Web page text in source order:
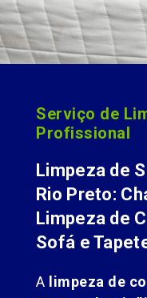
Serviço de
Profissional
Limpeza de
Rio Preto:
Limpeza de
Sofá e
A limpeza de